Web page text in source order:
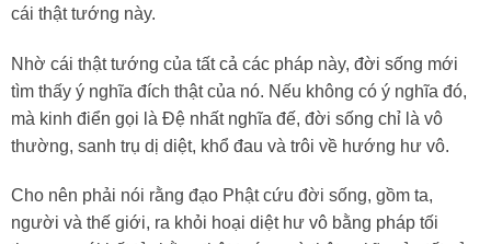
cái thật tướng này.
Nhờ cái thật tướng của tất cả các pháp này, đời sống mới
tìm thấy ý nghĩa đích thật của nó. Nếu không có ý nghĩa đó,
mà kinh điển gọi là Đệ nhất nghĩa đế, đời sống chỉ là vô
thường, sanh trụ dị diệt, khổ đau và trôi về hướng hư vô.
Cho nên phải nói rằng đạo Phật cứu đời sống, gồm ta,
người và thế giới, ra khỏi hoại diệt hư vô bằng pháp tối